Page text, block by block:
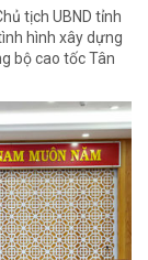
tịch UBND tỉnh
hình xây dựng
bộ cao tốc Tân